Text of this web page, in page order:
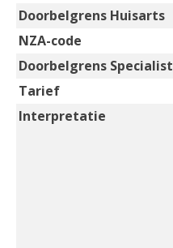
Doorbelgrens Huisarts
NZA-code
Doorbelgrens Specialist
Tarief
Interpretatie